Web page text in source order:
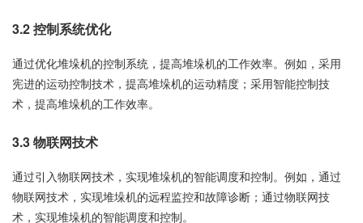
3.2 控制系统优化
通过优化堆垛机的控制系统，提高堆垛机的工作效率。例如，采用
宪进的运动控制技术，提高堆垛机的运动精度；采用智能控制技
术，提高堆垛机的工作效率。
3.3 物联网技术
通过引入物联网技术，实现堆垛机的智能调度和控制。例如，通过
物联网技术，实现堆垛机的远程监控和故障诊断；通过物联网技
术，实现堆垛机的智能调度和控制。